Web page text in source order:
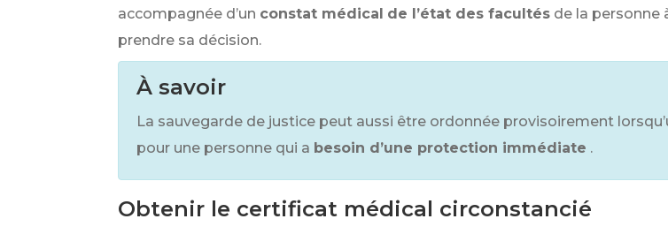
accompagnée d’un constat médical de l’état des facultés de la personne
prendre sa décision.
À savoir
La sauvegarde de justice peut aussi être ordonnée provisoirement
pour une personne qui a besoin d’une protection immédiate .
Obtenir le certificat médical circonstancié